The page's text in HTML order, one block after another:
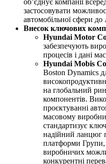
об’єднує компанії
застосовувати
автомобільної сфери
Внесок ключових
Hyundai Motor
забезпечують
процесів і дані
Hyundai Mobis
Boston Dynamics
на глобальний
компонентів.
проєктуванні
масовому
стандартизує
надійний ланцюг
платформи Групи,
виробничих
конкурентні